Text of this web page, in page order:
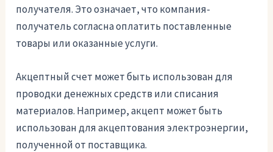
получателя. Это означает, что компания-
получатель согласна оплатить поставленные
товары или оказанные услуги.
Акцептный счет может быть использован для
проводки денежных средств или списания
материалов. Например, акцепт может быть
использован для акцептования электроэнергии,
полученной от поставщика.